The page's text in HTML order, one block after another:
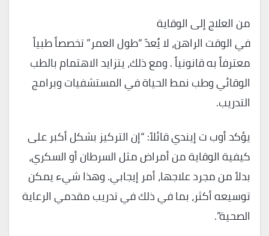
من العلاج إلى الوقاية
في الوقت الراهن، لا يُعدّ “طول العمر” تخصصاً طبياً
معترفاً به قانونياً . ومع ذلك، يتزايد الاهتمام بالطب
الوقائي وطب نمط الحياة في المستشفيات وبرامج
التدريب.
يؤكد أوب ت إيندي قائلاً: “إن التركيز بشكل أكبر على
كيفية الوقاية من أمراض مثل السرطان أو السكري،
بدلاً من مجرد علاجها، أمر إيجابي. وهذا شيء يمكن
توسيعه أكثر، بما في ذلك في تدريب مقدمي الرعاية
الصحية”.